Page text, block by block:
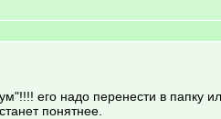
его надо перенести в папку
понятнее.